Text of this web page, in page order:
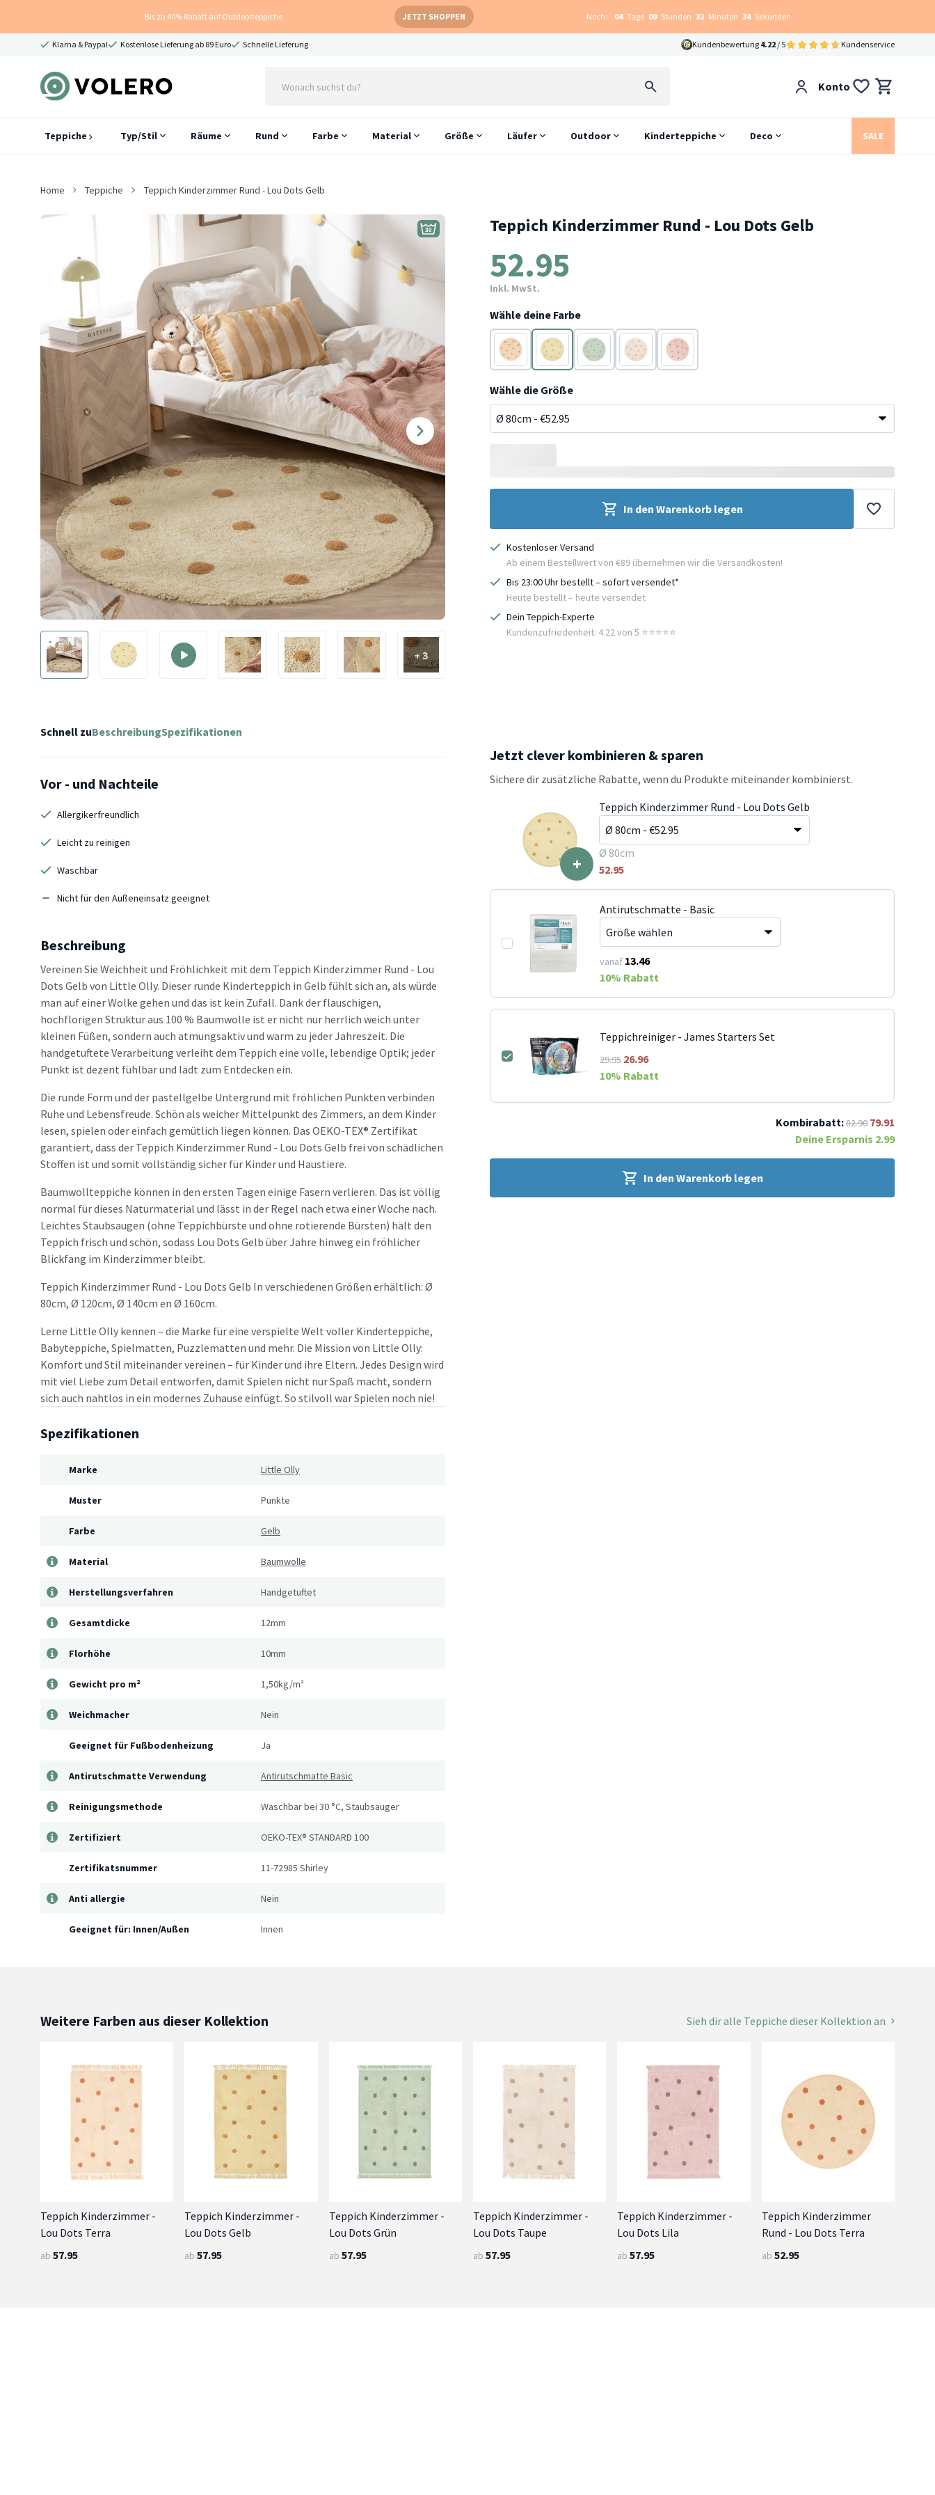
Bis zu 40% Rabatt auf Outdoorteppiche JETZT SHOPPEN Noch: 04 Tage 09 Stunden 32 Minuten 33 Sekunden
Klarna & Paypal Kostenlose Lieferung ab 89 Euro Schnelle Lieferung Kundenbewertung 4.22 / 5 Kundenservice
Konto
Teppiche Typ/Stil Räume Rund Farbe Material Größe Läufer Outdoor Kinderteppiche Deco SALE
Home Teppiche Teppich Kinderzimmer Rund - Lou Dots Gelb
+ 3
Teppich Kinderzimmer Rund - Lou Dots Gelb
52.95
Inkl. MwSt.
Wähle deine Farbe
TerracottaGelb Grün Taupe
Lila
Wähle die Größe
In den Warenkorb legen
Kostenloser Versand
Ab einem Bestellwert von €89 übernehmen wir die Versandkosten!
Bis 23:00 Uhr bestellt – sofort versendet*
Heute bestellt – heute versendet
Dein Teppich-Experte
Kundenzufriedenheit: 4.22 von 5 ⭐️⭐️⭐️⭐️⭐️
Schnell zuBeschreibungSpezifikationen
Vor - und Nachteile
Allergikerfreundlich
Leicht zu reinigen
Waschbar
Nicht für den Außeneinsatz geeignet
Beschreibung
Vereinen Sie Weichheit und Fröhlichkeit mit dem Teppich Kinderzimmer Rund - Lou
Dots Gelb von Little Olly. Dieser runde Kinderteppich in Gelb fühlt sich an, als würde
man auf einer Wolke gehen und das ist kein Zufall. Dank der flauschigen,
hochflorigen Struktur aus 100 % Baumwolle ist er nicht nur herrlich weich unter
kleinen Füßen, sondern auch atmungsaktiv und warm zu jeder Jahreszeit. Die
handgetuftete Verarbeitung verleiht dem Teppich eine volle, lebendige Optik; jeder
Punkt ist dezent fühlbar und lädt zum Entdecken ein.
Die runde Form und der pastellgelbe Untergrund mit fröhlichen Punkten verbinden
Ruhe und Lebensfreude. Schön als weicher Mittelpunkt des Zimmers, an dem Kinder
lesen, spielen oder einfach gemütlich liegen können. Das OEKO-TEX® Zertifikat
garantiert, dass der Teppich Kinderzimmer Rund - Lou Dots Gelb frei von schädlichen
Stoffen ist und somit vollständig sicher für Kinder und Haustiere.
Baumwollteppiche können in den ersten Tagen einige Fasern verlieren. Das ist völlig
normal für dieses Naturmaterial und lässt in der Regel nach etwa einer Woche nach.
Leichtes Staubsaugen (ohne Teppichbürste und ohne rotierende Bürsten) hält den
Teppich frisch und schön, sodass Lou Dots Gelb über Jahre hinweg ein fröhlicher
Blickfang im Kinderzimmer bleibt.
Teppich Kinderzimmer Rund - Lou Dots Gelb In verschiedenen Größen erhältlich: Ø
80cm, Ø 120cm, Ø 140cm en Ø 160cm.
Lerne Little Olly kennen – die Marke für eine verspielte Welt voller Kinderteppiche,
Babyteppiche, Spielmatten, Puzzlematten und mehr. Die Mission von Little Olly:
Komfort und Stil miteinander vereinen – für Kinder und ihre Eltern. Jedes Design wird
mit viel Liebe zum Detail entworfen, damit Spielen nicht nur Spaß macht, sondern
sich auch nahtlos in ein modernes Zuhause einfügt. So stilvoll war Spielen noch nie!
Spezifikationen
Marke Little Olly
Muster Punkte
Farbe Gelb
Material Baumwolle
Herstellungsverfahren Handgetuftet
Gesamtdicke 12mm
Florhöhe 10mm
Gewicht pro m² 1,50kg/m²
Weichmacher Nein
Geeignet für Fußbodenheizung Ja
Antirutschmatte Verwendung Antirutschmatte Basic
Reinigungsmethode Waschbar bei 30 °C, Staubsauger
Zertifiziert OEKO-TEX® STANDARD 100
Zertifikatsnummer 11-72985 Shirley
Anti allergie Nein
Geeignet für: Innen/Außen Innen
Jetzt clever kombinieren & sparen
Sichere dir zusätzliche Rabatte, wenn du Produkte miteinander kombinierst.
+
Teppich Kinderzimmer Rund - Lou Dots Gelb
Ø 80cm
52.95
Antirutschmatte - Basic
vanaf 13.46
10% Rabatt
Teppichreiniger - James Starters Set
29.95 26.96
10% Rabatt
Kombirabatt:82.90 79.91
Deine Ersparnis 2.99
In den Warenkorb legen
Weitere Farben aus dieser Kollektion Sieh dir alle Teppiche dieser Kollektion an
Teppich Kinderzimmer -
Lou Dots Terra
ab 57.95
Teppich Kinderzimmer -
Lou Dots Gelb
ab 57.95
Teppich Kinderzimmer -
Lou Dots Grün
ab 57.95
Teppich Kinderzimmer -
Lou Dots Taupe
ab 57.95
Teppich Kinderzimmer -
Lou Dots Lila
ab 57.95
Teppich Kinderzimmer
Rund - Lou Dots Terra
ab 52.95